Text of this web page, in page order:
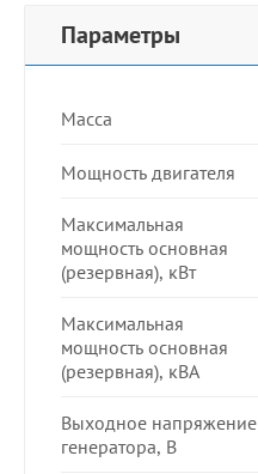
Параметры
Масса
Мощность двигателя
Максимальная
мощность основная
(резервная), кВт
Максимальная
мощность основная
(резервная), кВА
Выходное напряжение
генератора, В